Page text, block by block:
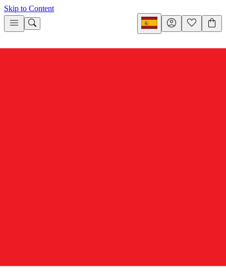
Skip to Content